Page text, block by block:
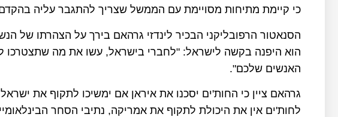
כי קיימת מתיחות מסויימת עם הממשל שצריך להתגבר עליה
הוא היפנה בקשה לישראל: "לחברי בישראל, עשו את מה שתצטרכו
האנשים שלכם".
גרהאם ציין כי החות'ים יסכנו את איראן אם ימשיכו לתקוף את
לחות'ים אין את היכולת לתקוף את אמריקה, נתיבי הסחר